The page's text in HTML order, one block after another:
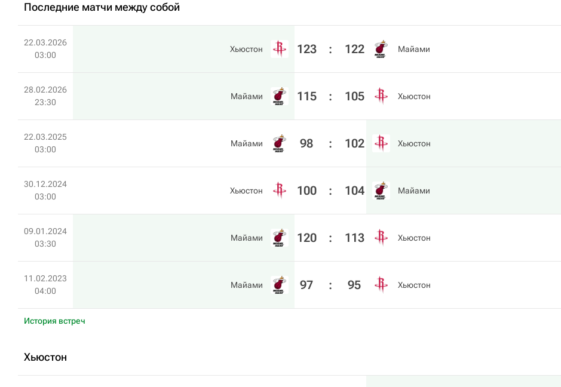
Последние матчи между собой
22.03.2026
03:00
Хьюстон 123 : 122 Майами
28.02.2026
23:30
Майами 115 : 105 Хьюстон
22.03.2025
03:00
Майами 98 : 102 Хьюстон
30.12.2024
03:00
Хьюстон 100 : 104 Майами
09.01.2024
03:30
Майами 120 : 113 Хьюстон
11.02.2023
04:00
Майами 97 : 95 Хьюстон
История встреч
Хьюстон